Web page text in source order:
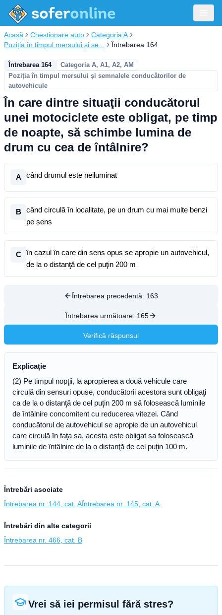
Acasă Chestionare auto
Categoria A
Poziția în timpul mersului și se...
Întrebarea 164
Întrebarea 164
Categoria A, A1, A2, AM
Poziția în timpul mersului și semnalele conducătorilor de
autovehicule
În care dintre situaţii conducătorul
unei motociclete este obligat, pe timp
de noapte, să schimbe lumina de
drum cu cea de întâlnire?
A când drumul este neiluminat
B
când circulă în localitate, pe un drum cu mai multe benzi
pe sens
C
în cazul în care din sens opus se apropie un autovehicul,
de la o distanţă de cel puţin 200 m
Întrebarea precedentă: 163
Întrebarea următoare: 165
Verifică răspunsul
Explicație
(2) Pe timpul nopţii, la apropierea a două vehicule care
circulă din sensuri opuse, conducătorii acestora sunt obligaţi
ca de la o distanţă de cel puţin 200 m să folosească luminile
de întâlnire concomitent cu reducerea vitezei. Când
conducătorul de autovehicul se apropie de un autovehicul
care circulă în faţa sa, acesta este obligat sa folosească
luminile de întâlnire de la o distanţă de cel puţin 100 m.
Întrebări asociate
Întrebarea nr. 144, cat. AÎntrebarea nr. 145, cat. A
Întrebări din alte categorii
Întrebarea nr. 466, cat. B
Vrei să iei permisul fără stres?